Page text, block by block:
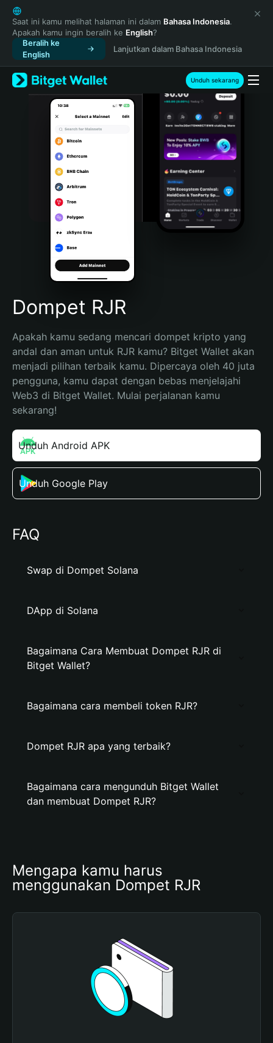
English
日本語
Tiếng Việt
Русский
Español (Latinoamérica)
Türkçe
Italiano
Português (Portugal)
Bahasa Indonesia
Português (Brasil)
Español (Argentina)
Saat ini kamu melihat halaman ini dalam Bahasa Indonesia.
Apakah kamu ingin beralih ke English?
Beralih ke
English
Lanjutkan dalam Bahasa Indonesia
Unduh sekarang
Dompet RJR
Apakah kamu sedang mencari dompet kripto yang
andal dan aman untuk RJR kamu? Bitget Wallet akan
menjadi pilihan terbaik kamu. Dipercaya oleh 40 juta
pengguna, kamu dapat dengan bebas menjelajahi
Web3 di Bitget Wallet. Mulai perjalanan kamu
sekarang!
Unduh Android APK
Unduh Google Play
FAQ
Swap di Dompet Solana
DApp di Solana
Bagaimana Cara Membuat Dompet RJR di
Bitget Wallet?
Bagaimana cara membeli token RJR?
Dompet RJR apa yang terbaik?
Bagaimana cara mengunduh Bitget Wallet
dan membuat Dompet RJR?
Mengapa kamu harus
menggunakan Dompet RJR